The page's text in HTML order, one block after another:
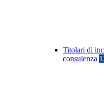
Titolari di
consulenza